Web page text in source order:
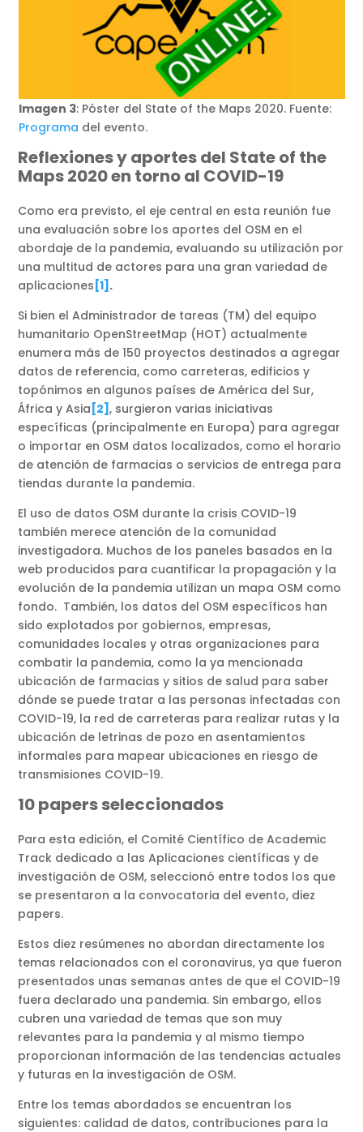
Imagen 3: Póster del State of the Maps 2020. Fuente:
Programa del evento.
Reflexiones y aportes del State of the
Maps 2020 en torno al COVID-19
Como era previsto, el eje central en esta reunión fue
una evaluación sobre los aportes del OSM en el
abordaje de la pandemia, evaluando su utilización por
una multitud de actores para una gran variedad de
aplicaciones [1] .
Si bien el Administrador de tareas (TM) del equipo
humanitario OpenStreetMap (HOT) actualmente
enumera más de 150 proyectos destinados a agregar
datos de referencia, como carreteras, edificios y
topónimos en algunos países de América del Sur,
África y Asia [2], surgieron varias iniciativas
específicas (principalmente en Europa) para agregar
o importar en OSM datos localizados, como el horario
de atención de farmacias o servicios de entrega para
tiendas durante la pandemia.
El uso de datos OSM durante la crisis COVID-19
también merece atención de la comunidad
investigadora. Muchos de los paneles basados en la
web producidos para cuantificar la propagación y la
evolución de la pandemia utilizan un mapa OSM como
fondo. También, los datos del OSM específicos han
sido explotados por gobiernos, empresas,
comunidades locales y otras organizaciones para
combatir la pandemia, como la ya mencionada
ubicación de farmacias y sitios de salud para saber
dónde se puede tratar a las personas infectadas con
COVID-19, la red de carreteras para realizar rutas y la
ubicación de letrinas de pozo en asentamientos
informales para mapear ubicaciones en riesgo de
transmisiones COVID-19.
10 papers seleccionados
Para esta edición, el Comité Científico de Academic
Track dedicado a las Aplicaciones científicas y de
investigación de OSM, seleccionó entre todos los que
se presentaron a la convocatoria del evento, diez
papers.
Estos diez resúmenes no abordan directamente los
temas relacionados con el coronavirus, ya que fueron
presentados unas semanas antes de que el COVID-19
fuera declarado una pandemia. Sin embargo, ellos
cubren una variedad de temas que son muy
relevantes para la pandemia y al mismo tiempo
proporcionan información de las tendencias actuales
y futuras en la investigación de OSM.
Entre los temas abordados se encuentran los
siguientes: calidad de datos, contribuciones para la